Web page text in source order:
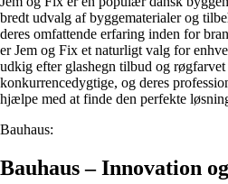
bredt udvalg af byggematerialer og
deres omfattende erfaring inden for
er Jem og Fix et naturligt valg for
udkig efter glashegn tilbud og røgfarvet
konkurrencedygtige, og deres
hjælpe med at finde den perfekte
Bauhaus:
Bauhaus – Innovation